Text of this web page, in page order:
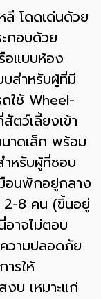
ลี โดดเด่นด้วย
กอบด้วย
อแบบห้อง
สำหรับผู้ที่มี
ใช้ Wheel-
ตว์เลี้ยงเข้า
าดเล็ก พร้อม
ำหรับผู้ที่ชอบ
อนพักอยู่กลาง
2-8 คน (ขึ้นอยู่
าจไม่ตอบ
วามปลอดภัย
รให้
งบ เหมาะแก่